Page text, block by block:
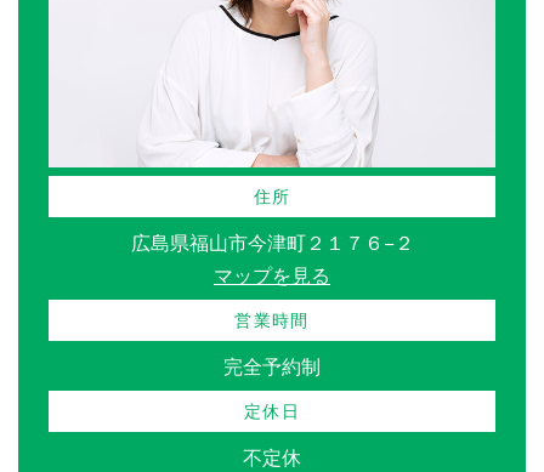
住所
広島県福山市今津町２１７６−２
マップを見る
営業時間
完全予約制
定休日
不定休